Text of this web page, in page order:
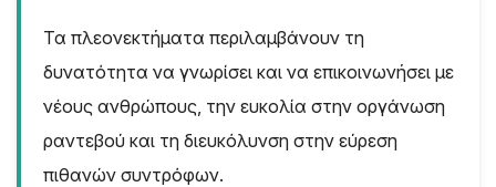
Τα πλεονεκτήματα περιλαμβάνουν τη
δυνατότητα να γνωρίσει και να επικοινωνήσει με
νέους ανθρώπους, την ευκολία στην οργάνωση
ραντεβού και τη διευκόλυνση στην εύρεση
πιθανών συντρόφων.